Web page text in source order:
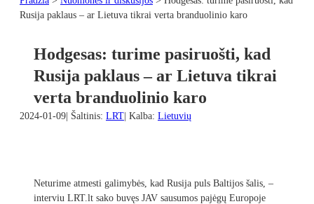
Rusija paklaus – ar Lietuva tikrai verta branduolinio karo
Hodgesas: turime pasiruošti, kad
Rusija paklaus – ar Lietuva tikrai
verta branduolinio karo
2024-01-09 | Šaltinis: LRT | Kalba: Lietuvių
Neturime atmesti galimybės, kad Rusija puls Baltijos šalis, –
interviu LRT.lt sako buvęs JAV sausumos pajėgų Europoje